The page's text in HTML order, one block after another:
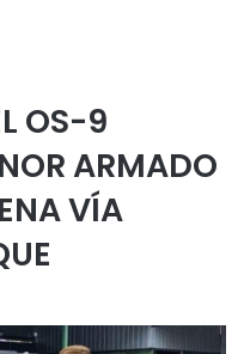
OS-9
ARMADO
VÍA